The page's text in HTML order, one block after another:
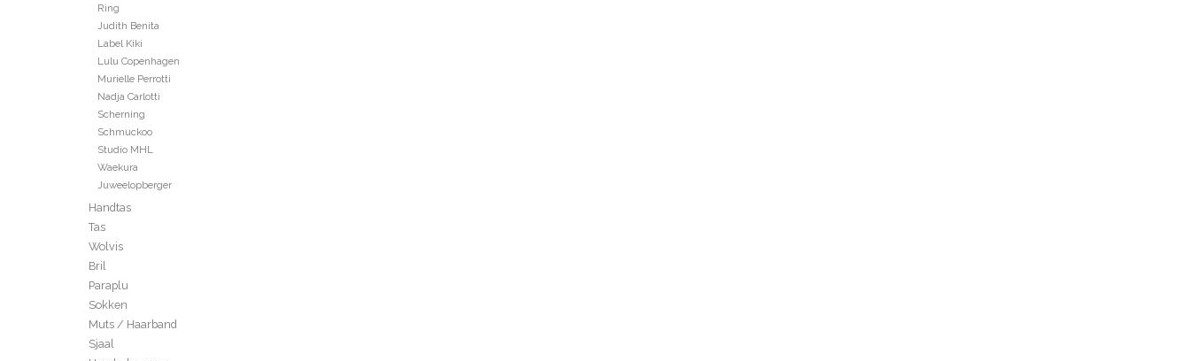
Ring
Judith Benita
Label Kiki
Lulu Copenhagen
Murielle Perrotti
Nadja Carlotti
Scherning
Schmuckoo
Studio MHL
Waekura
Juweelopberger
Handtas
Tas
Wolvis
Bril
Paraplu
Sokken
Muts / Haarband
Sjaal